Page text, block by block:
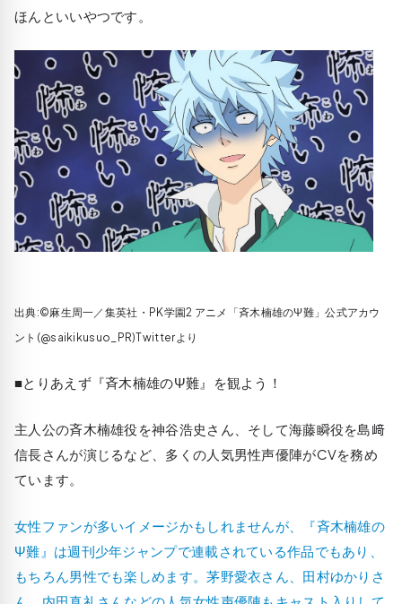
ほんといいやつです。
出典:©麻生周一／集英社・PK学園2 アニメ「斉木楠雄のΨ難」公式アカウ
ント(@saikikusuo_PR)Twitterより
■とりあえず『斉木楠雄のΨ難』を観よう！
主人公の斉木楠雄役を神谷浩史さん、そして海藤瞬役を島﨑
信長さんが演じるなど、多くの人気男性声優陣がCVを務め
ています。
女性ファンが多いイメージかもしれませんが、『斉木楠雄の
Ψ難』は週刊少年ジャンプで連載されている作品でもあり、
もちろん男性でも楽しめます。茅野愛衣さん、田村ゆかりさ